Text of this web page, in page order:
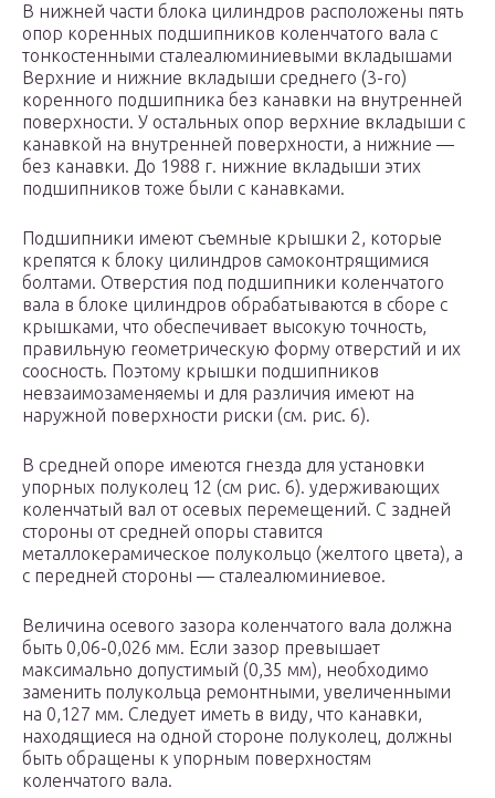
В нижней части блока цилиндров расположены пять
опор коренных подшипников коленчатого вала с
тонкостенными сталеалюминиевыми вкладышами
Верхние и нижние вкладыши среднего (3-го)
коренного подшипника без канавки на внутренней
поверхности. У остальных опор верхние вкладыши с
канавкой на внутренней поверхности, а нижние —
без канавки. До 1988 г. нижние вкладыши этих
подшипников тоже были с канавками.
Подшипники имеют съемные крышки 2, которые
крепятся к блоку цилиндров самоконтрящимися
болтами. Отверстия под подшипники коленчатого
вала в блоке цилиндров обрабатываются в сборе с
крышками, что обеспечивает высокую точность,
правильную геометрическую форму отверстий и их
соосность. Поэтому крышки подшипников
невзаимозаменяемы и для различия имеют на
наружной поверхности риски (см. рис. 6).
В средней опоре имеются гнезда для установки
упорных полуколец 12 (см рис. 6). удерживающих
коленчатый вал от осевых перемещений. С задней
стороны от средней опоры ставится
металлокерамическое полукольцо (желтого цвета), а
с передней стороны — сталеалюминиевое.
Величина осевого зазора коленчатого вала должна
быть 0,06-0,026 мм. Если зазор превышает
максимально допустимый (0,35 мм), необходимо
заменить полукольца ремонтными, увеличенными
на 0,127 мм. Следует иметь в виду, что канавки,
находящиеся на одной стороне полуколец, должны
быть обращены к упорным поверхностям
коленчатого вала.